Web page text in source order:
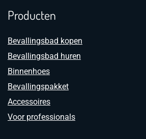
Producten
Bevallingsbad kopen
Bevallingsbad huren
Binnenhoes
Bevallingspakket
Accessoires
Voor professionals